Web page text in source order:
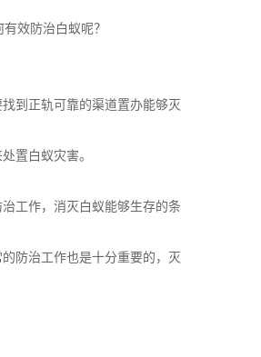
效防治白蚁呢？
到正轨可靠的渠道置办能够灭
置白蚁灾害。
工作，消灭白蚁能够生存的条
的防治工作也是十分重要的，灭